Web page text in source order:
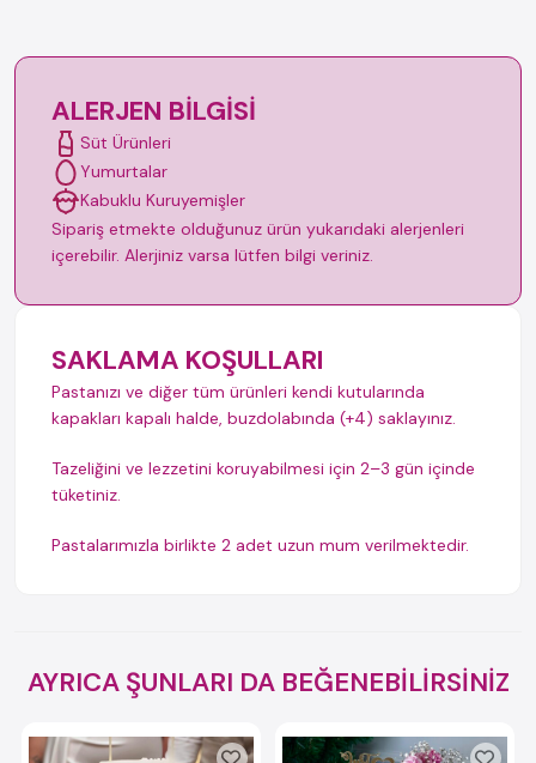
ALERJEN BILGISI
Süt Ürünleri
Yumurtalar
Kabuklu Kuruyemişler
Sipariş etmekte olduğunuz ürün yukarıdaki alerjenleri
içerebilir. Alerjiniz varsa lütfen bilgi veriniz.
SAKLAMA KOŞULLARI
Pastanızı ve diğer tüm ürünleri kendi kutularında
kapakları kapalı halde, buzdolabında (+4) saklayınız.
Tazeliğini ve lezzetini koruyabilmesi için 2–3 gün içinde
tüketiniz.
Pastalarımızla birlikte 2 adet uzun mum verilmektedir.
AYRICA ŞUNLARI DA BEĞENEBİLİRSİNİZ